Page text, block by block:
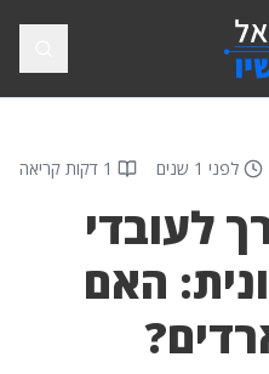
לפני 1 שנים 1 דקות קריאה
לעובדי
האם